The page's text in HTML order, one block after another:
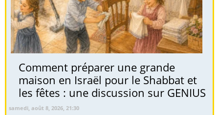
Comment préparer une grande
maison en Israël pour le Shabbat et
les fêtes : une discussion sur GENIUS
samedi, août 8, 2026, 21:30